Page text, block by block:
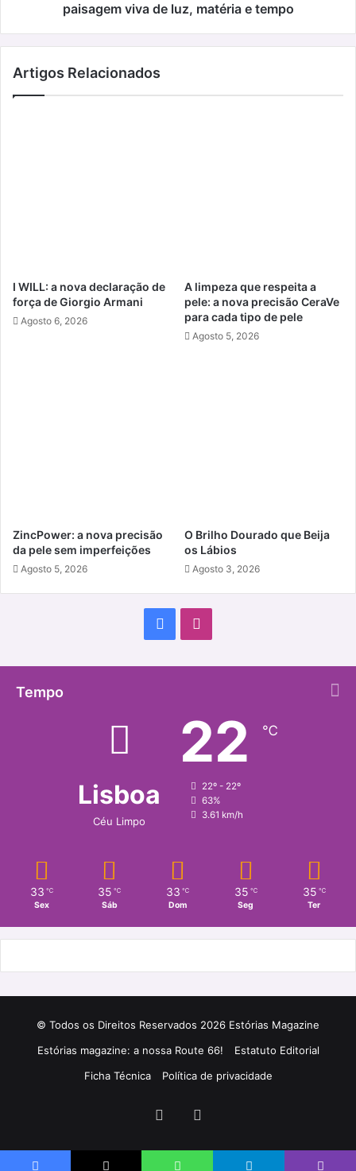
tempo
paisagem viva de luz, matéria e tempo
Artigos Relacionados
I WILL: a nova declaração de
força de Giorgio Armani
Agosto 6, 2026
A limpeza que respeita a
pele: a nova precisão CeraVe
para cada tipo de pele
Agosto 5, 2026
ZincPower: a nova precisão
da pele sem imperfeições
Agosto 5, 2026
O Brilho Dourado que Beija
os Lábios
Agosto 3, 2026
Facebook
Tempo
Lisboa
Céu Limpo
22 ℃
22º - 22º
63%
3.61 km/h
33 ℃
Sex
35 ℃
Sáb
33 ℃
Dom
35 ℃
Seg
35 ℃
Ter
© Todos os Direitos Reservados 2026 Estórias Magazine
Estórias magazine: a nossa Route 66!
Estatuto Editorial
Ficha Técnica
Política de privacidade
Facebook